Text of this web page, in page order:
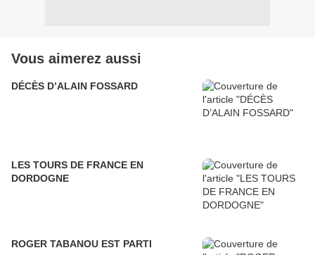
Vous aimerez aussi
DÉCÈS D’ALAIN FOSSARD
LES TOURS DE FRANCE EN
DORDOGNE
ROGER TABANOU EST PARTI